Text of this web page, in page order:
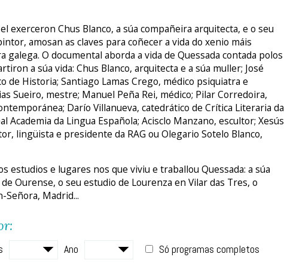
exerceron Chus Blanco, a súa compañeira arquitecta, e o seu
amosan as claves para coñecer a vida do xenio máis
galega. O documental aborda a vida de Quessada contada polos
a súa vida: Chus Blanco, arquitecta e a súa muller; José
de Historia; Santiago Lamas Crego, médico psiquiatra e
Sueiro, mestre; Manuel Peña Rei, médico; Pilar Corredoira,
Darío Villanueva, catedrático de Crítica Literaria da
Academia da Lingua Española; Acisclo Manzano, escultor; Xesús
lingüista e presidente da RAG ou Olegario Sotelo Blanco,
estudios e lugares nos que viviu e traballou Quessada: a súa
de Ourense, o seu estudio de Lourenza en Vilar das Tres, o
Señora, Madrid...
Ano Só programas completos